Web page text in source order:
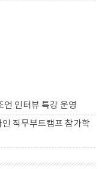
언 인터뷰 특강 운영
직무부트캠프 참가학